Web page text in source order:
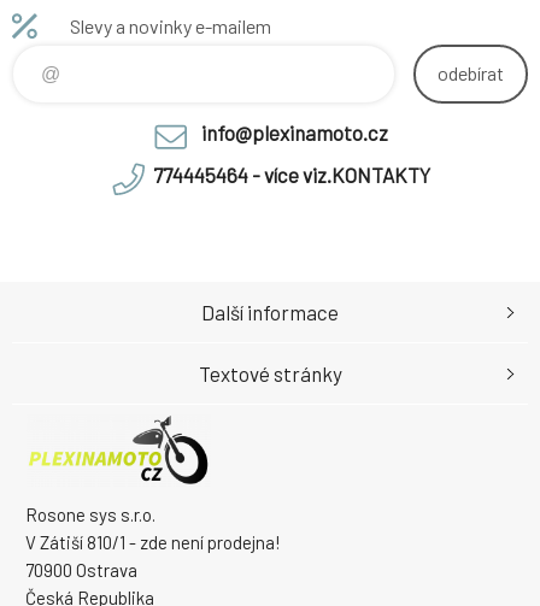
Slevy a novinky e-mailem
odebírat
info@plexinamoto.cz
774445464 - více viz.KONTAKTY
Rosone sys s.r.o.
V Zátiší 810/1 - zde není prodejna!
70900 Ostrava
Česká Republika
Další informace
Textové stránky